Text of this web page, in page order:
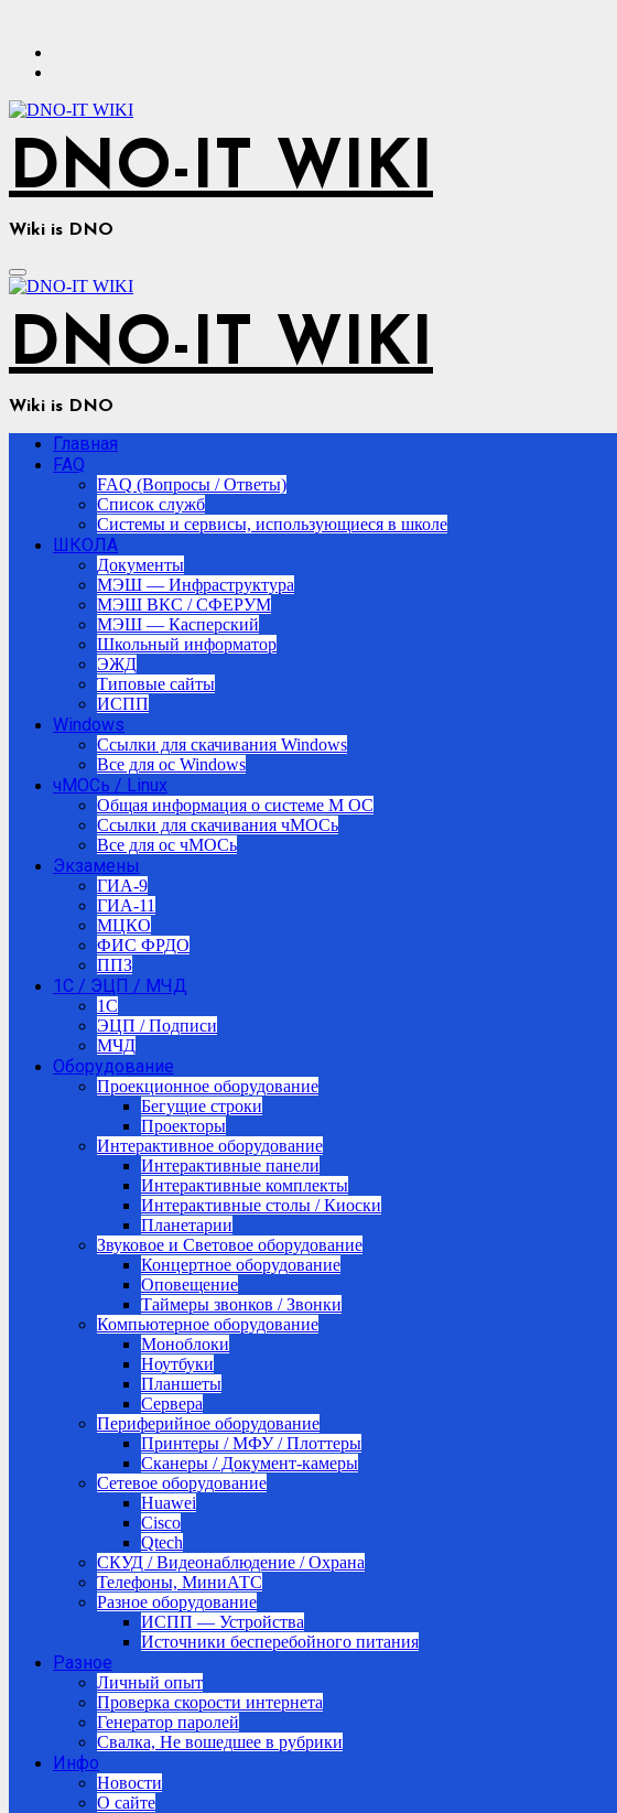
содержимому
DNO-IT WIKI
Wiki is DNO
DNO-IT WIKI
Wiki is DNO
Главная
FAQ
FAQ (Вопросы / Ответы)
Список служб
Системы и сервисы, использующиеся в школе
ШКОЛА
Документы
МЭШ — Инфраструктура
МЭШ ВКС / СФЕРУМ
МЭШ — Касперский
Школьный информатор
ЭЖД
Типовые сайты
ИСПП
Windows
Ссылки для скачивания Windows
Все для ос Windows
чМОСь / Linux
Общая информация о системе М ОС
Ссылки для скачивания чМОСь
Все для ос чМОСь
Экзамены
ГИА-9
ГИА-11
МЦКО
ФИС ФРДО
ППЗ
1С / ЭЦП / МЧД
1C
ЭЦП / Подписи
МЧД
Оборудование
Проекционное оборудование
Бегущие строки
Проекторы
Интерактивное оборудование
Интерактивные панели
Интерактивные комплекты
Интерактивные столы / Киоски
Планетарии
Звуковое и Световое оборудование
Концертное оборудование
Оповещение
Таймеры звонков / Звонки
Компьютерное оборудование
Моноблоки
Ноутбуки
Планшеты
Сервера
Периферийное оборудование
Принтеры / МФУ / Плоттеры
Сканеры / Документ-камеры
Сетевое оборудование
Huawei
Cisco
Qtech
СКУД / Видеонаблюдение / Охрана
Телефоны, МиниАТС
Разное оборудование
ИСПП — Устройства
Источники бесперебойного питания
Разное
Личный опыт
Проверка скорости интернета
Генератор паролей
Свалка, Не вошедшее в рубрики
Инфо
Новости
О сайте